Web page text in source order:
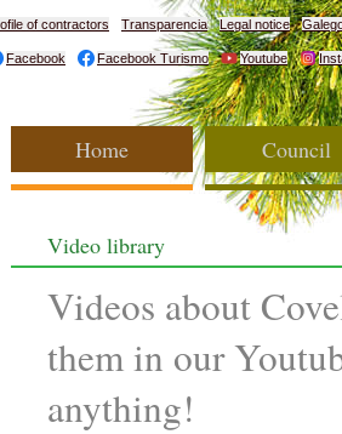
of contractors Transparencia Legal notice
Facebook Facebook Turismo Youtube
Home Council
Video library
Videos about
them in our
anything!